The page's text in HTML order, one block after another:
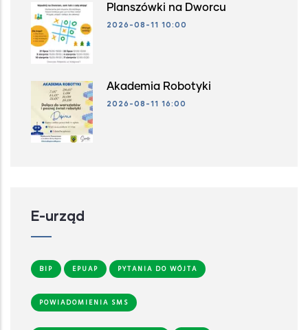
Planszówki na Dworcu
2026-08-11 10:00
Akademia Robotyki
2026-08-11 16:00
E-urząd
BIP EPUAP PYTANIA DO WÓJTA
POWIADOMIENIA SMS